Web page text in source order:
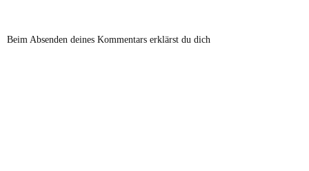
Beim Absenden deines Kommentars erklärst du dich